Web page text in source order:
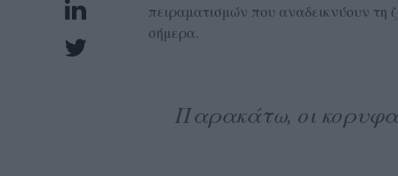
πειραματισμών που αναδεικνύουν τη
σήμερα.
Παρακάτω, οι